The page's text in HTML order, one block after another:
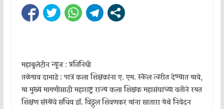
महाबुलेटीन न्यूज : प्रतिनिधी
तळेगाव दाभाडे : पात्र कला शिक्षकांना ए. एम. स्केल त्वरीत देण्यात यावे,
या मुख्य मागणीसाठी महाराष्ट्र राज्य कला शिक्षक महासंघाच्या वतीने रयत
शिक्षण संस्थेचे सचिव डॉ. विठ्ठल शिवणकर यांना सातारा येथे निवेदन